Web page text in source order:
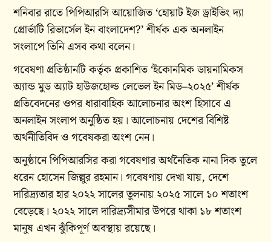
শনিবার রাতে পিপিআরসি আয়োজিত ‘হোয়াট ইজ ড্রাইভিং দ্যা
প্রোর্ভাটি রিভার্সেল ইন বাংলাদেশ?’ শীর্ষক এক অনলাইন
সংলাপে তিনি এসব কথা বলেন।
গবেষণা প্রতিষ্ঠানটি কর্তৃক প্রকাশিত ‘ইকোনমিক ডায়নামিকস
অ্যান্ড মুড অ্যাট হাউজহোল্ড লেভেল ইন মিড–২০২৫’ শীর্ষক
প্রতিবেদনের ওপর ধারাবাহিক আলোচনার অংশ হিসাবে এ
অনলাইন সংলাপ অনুষ্ঠিত হয়। আলোচনায় দেশের বিশিষ্ট
অর্থনীতিবিদ ও গবেষকরা অংশ নেন।
অনুষ্ঠানে পিপিআরসির করা গবেষণার অর্থনৈতিক নানা দিক তুলে
ধরেন হোসেন জিল্লুর রহমান। গবেষণায় দেখা যায়, দেশে
দারিদ্র্যতার হার ২০২২ সালের তুলনায় ২০২৫ সালে ১০ শতাংশ
বেড়েছে। ২০২২ সালে দারিদ্র্যসীমার উপরে থাকা ১৮ শতাংশ
মানুষ এখন ঝুঁকিপূর্ণ অবস্থায় রয়েছে।